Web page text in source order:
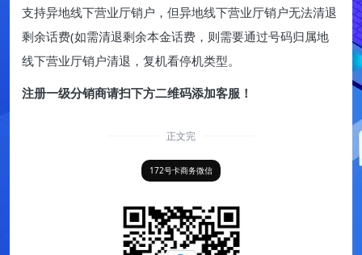
支持异地线下营业厅销户，但异地线下营业厅销户无法清退
剩余话费(如需清退剩余本金话费，则需要通过号码归属地
线下营业厅销户清退，复机看停机类型。
注册一级分销商请扫下方二维码添加客服！
正文完
172号卡商务微信